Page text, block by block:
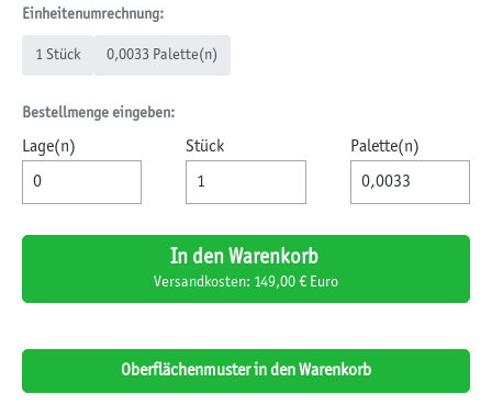
Einheitenumrechnung:
1 Stück 0,0033 Palette(n)
Bestellmenge eingeben:
Lage(n) Stück Palette(n)
In den Warenkorb
Versandkosten: 149,00 € Euro
Oberflächenmuster in den Warenkorb